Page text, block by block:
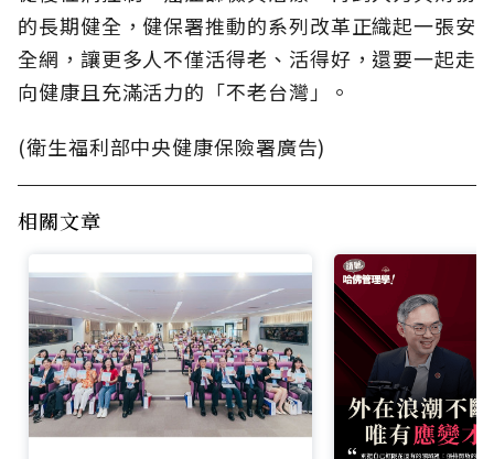
的長期健全，健保署推動的系列改革正織起一張安
全網，讓更多人不僅活得老、活得好，還要一起走
向健康且充滿活力的「不老台灣」。
(衛生福利部中央健康保險署廣告)
相關文章